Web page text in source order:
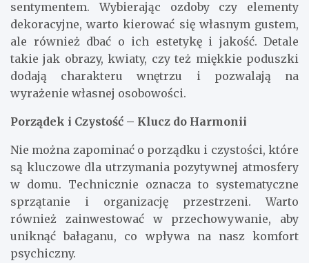
sentymentem. Wybierając ozdoby czy elementy
dekoracyjne, warto kierować się własnym gustem,
ale również dbać o ich estetykę i jakość. Detale
takie jak obrazy, kwiaty, czy też miękkie poduszki
dodają charakteru wnętrzu i pozwalają na
wyrażenie własnej osobowości.
Porządek i Czystość – Klucz do Harmonii
Nie można zapominać o porządku i czystości, które
są kluczowe dla utrzymania pozytywnej atmosfery
w domu. Technicznie oznacza to systematyczne
sprzątanie i organizację przestrzeni. Warto
również zainwestować w przechowywanie, aby
uniknąć bałaganu, co wpływa na nasz komfort
psychiczny.